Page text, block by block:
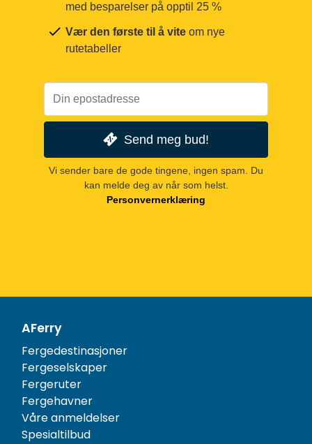
med besparelser på opptil 25 %
Vær den første til å vite om nye
rutetabeller
Send meg bud!
Vi sender bare de gode tingene, ingen spam. Du
kan melde deg av når som helst.
Personvernerklæring
AFerry
Fergedestinasjoner
Fergeselskaper
Fergeruter
Fergehavner
Våre anmeldelser
Spesialtilbud